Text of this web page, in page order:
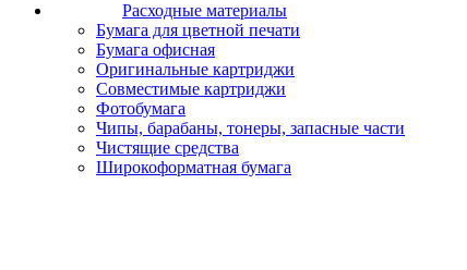
Расходные материалы
Бумага для цветной печати
Бумага офисная
Оригинальные картриджи
Совместимые картриджи
Фотобумага
Чипы, барабаны, тонеры, запасные части
Чистящие средства
Широкоформатная бумага